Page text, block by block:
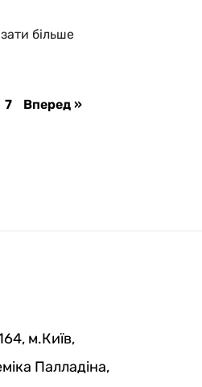
більше
7 Вперед »
м.Київ,
Палладіна,